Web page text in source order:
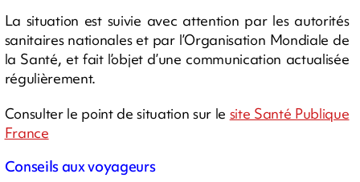
La situation est suivie avec attention par les autorités
sanitaires nationales et par l’Organisation Mondiale de
la Santé, et fait l’objet d’une communication actualisée
régulièrement.
Consulter le point de situation sur le site Santé Publique
France
Conseils aux voyageurs